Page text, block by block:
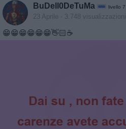
BuDell0DeTuMa livello 7
23 Aprile - 3.748 visualizzazioni
😁😁😁😁😁😁👋🏻☕